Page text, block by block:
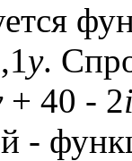
y.
+ 40 - 2
-